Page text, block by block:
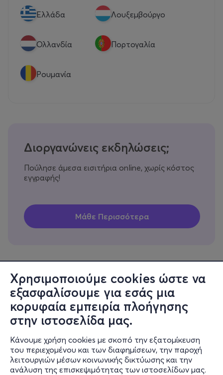
Χρησιμοποιούμε cookies ώστε να
εξασφαλίσουμε για εσάς μια
κορυφαία εμπειρία πλοήγησης
στην ιστοσελίδα μας.
Κάνουμε χρήση cookies με σκοπό την εξατομίκευση
του περιεχομένου και των διαφημίσεων, την παροχή
λειτουργιών μέσων κοινωνικής δικτύωσης και την
ανάλυση της επισκεψιμότητας των ιστοσελίδων μας.
Eλλάδα Λουξεμβούργο
Ολλανδία Πορτογαλία
Ρουμανία
Διοργανώνεις εκδηλώσεις;
Πούλησε άμεσα εισιτήρια online, χωρίς κόστος
εγγραφής!
Πληροφορίες
Υποστήριξη
Stay Connected